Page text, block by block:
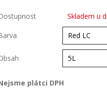
Skladem u
plátci DPH